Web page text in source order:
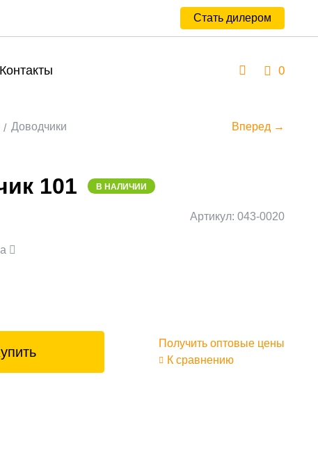
Стать дилером
Контакты 0
Доводчики Вперед →
101 В НАЛИЧИИ
Артикул: 043-0020
Получить оптовые цены
К сравнению